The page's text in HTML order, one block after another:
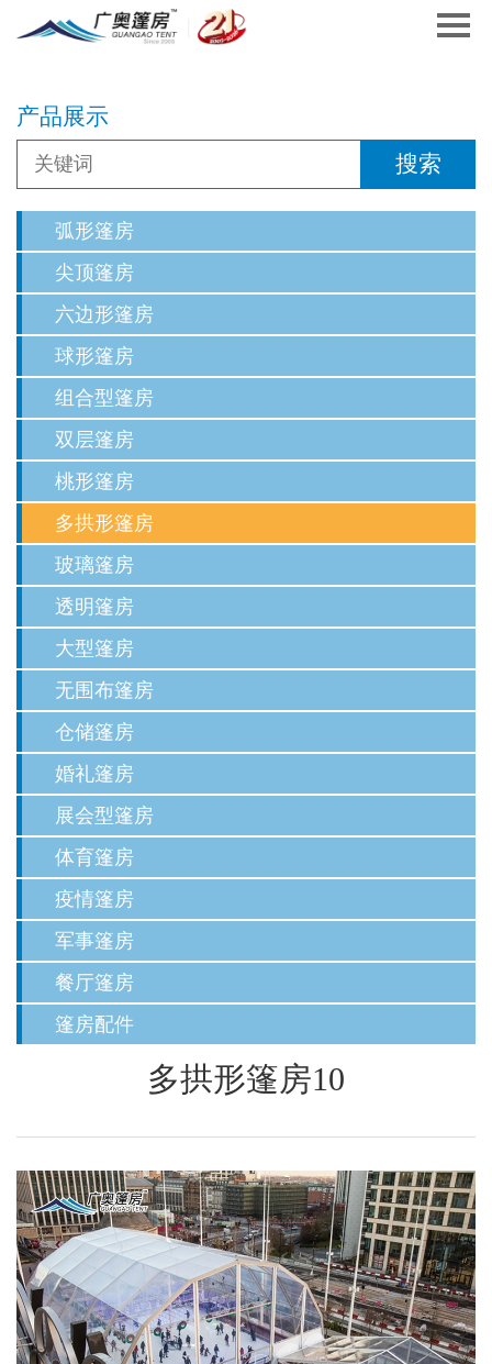
产品展示
弧形篷房
尖顶篷房
六边形篷房
球形篷房
组合型篷房
双层篷房
桃形篷房
多拱形篷房
玻璃篷房
透明篷房
大型篷房
无围布篷房
仓储篷房
婚礼篷房
展会型篷房
体育篷房
疫情篷房
军事篷房
餐厅篷房
篷房配件
多拱形篷房10